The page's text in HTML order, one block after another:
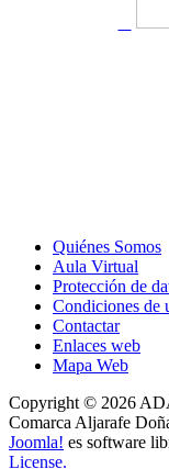
Quiénes Somos
Aula Virtual
Protección de
Condiciones de
Contactar
Enlaces web
Mapa Web
Copyright © 2026
Comarca Aljarafe
Joomla! es software
License.